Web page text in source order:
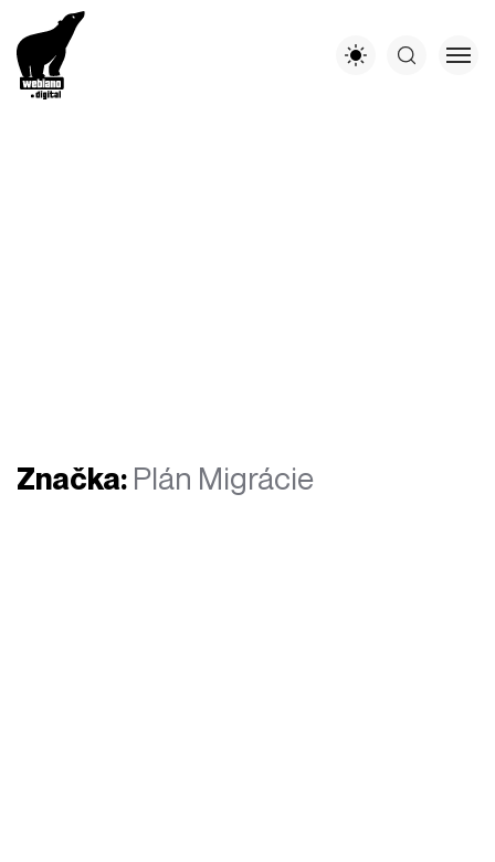
Značka: Plán Migrácie